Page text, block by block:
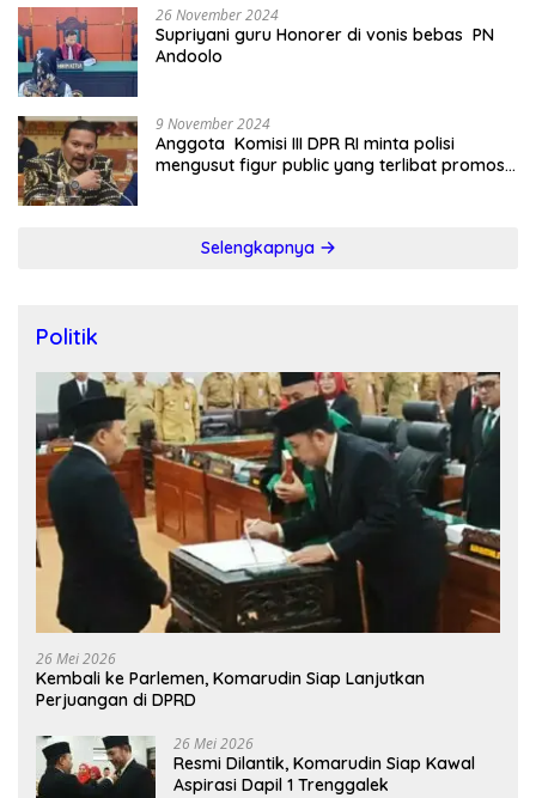
26 November 2024
Supriyani guru Honorer di vonis bebas PN
Andoolo
9 November 2024
Anggota Komisi III DPR RI minta polisi
mengusut figur public yang terlibat promosi
Selengkapnya
Politik
26 Mei 2026
Kembali ke Parlemen, Komarudin Siap Lanjutkan
Perjuangan di DPRD
26 Mei 2026
Resmi Dilantik, Komarudin Siap Kawal
Aspirasi Dapil 1 Trenggalek